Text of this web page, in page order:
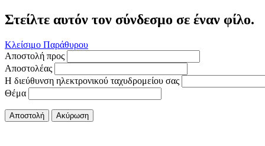
Στείλτε αυτόν τον σύνδεσμο σε έναν φίλο.
Κλείσιμο Παράθυρου
Αποστολή προς
Αποστολέας
Η διεύθυνση ηλεκτρονικού ταχυδρομείου σας
Θέμα
Αποστολή Ακύρωση